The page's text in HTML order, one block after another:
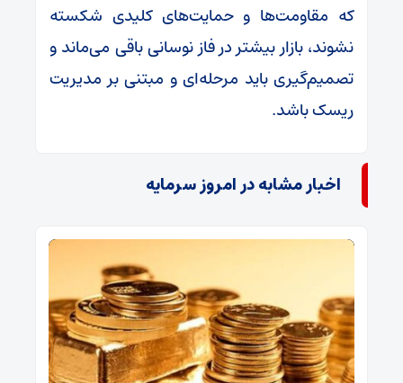
که مقاومت‌ها و حمایت‌های کلیدی شکسته
نشوند، بازار بیشتر در فاز نوسانی باقی می‌ماند و
تصمیم‌گیری باید مرحله‌ای و مبتنی بر مدیریت
ریسک باشد.
اخبار مشابه در امروز سرمایه